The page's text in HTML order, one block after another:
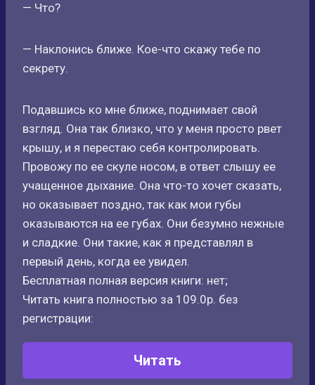
— Что?
— Наклонись ближе. Кое-что скажу тебе по
секрету.
Подавшись ко мне ближе, поднимает свой
взгляд. Она так близко, что у меня просто рвет
крышу, и я перестаю себя контролировать.
Провожу по ее скуле носом, в ответ слышу ее
учащенное дыхание. Она что-то хочет сказать,
но оказывает поздно, так как мои губы
оказываются на ее губах. Они безумно нежные
и сладкие. Они такие, как я представлял в
первый день, когда ее увидел.
Бесплатная полная версия книги: нет;
Читать книга полностью за 109.0р. без
регистрации:
Читать